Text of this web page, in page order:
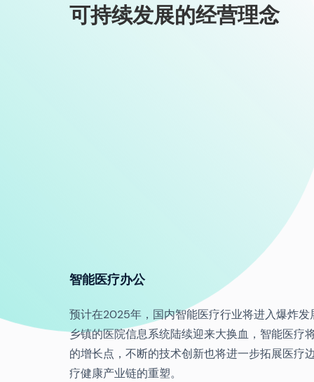
可持续发展的经营理念
智能医疗办公
预计在2025年，国内智能医疗行业将进入爆炸发
乡镇的医院信息系统陆续迎来大换血，智能医疗
的增长点，不断的技术创新也将进一步拓展医疗
疗健康产业链的重塑。